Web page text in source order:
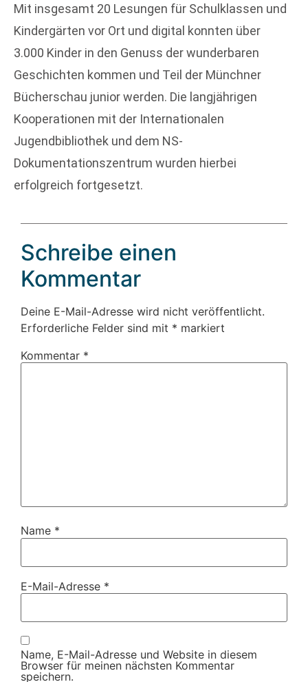
Mit insgesamt 20 Lesungen für Schulklassen und
Kindergärten vor Ort und digital konnten über
3.000 Kinder in den Genuss der wunderbaren
Geschichten kommen und Teil der Münchner
Bücherschau junior werden. Die langjährigen
Kooperationen mit der Internationalen
Jugendbibliothek und dem NS-
Dokumentationszentrum wurden hierbei
erfolgreich fortgesetzt.
Schreibe einen
Kommentar
Deine E-Mail-Adresse wird nicht veröffentlicht.
Erforderliche Felder sind mit * markiert
Kommentar *
Name *
E-Mail-Adresse *
Name, E-Mail-Adresse und Website in diesem
Browser für meinen nächsten Kommentar
speichern.